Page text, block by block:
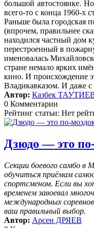
большой автостоянке.
всего-то с конца 1960-х
Раньше была городская
(впрочем, правильнее
находился частный дом
перестроенный в
именовалась
стране немало ярких
кино. И происхождение
Владикавказом. И даже
Автор: Казбек
0 Комментарии
Рейтинг статьи: Нет
Дзюдо — это
Секции боевого самбо в
обучиться приёмам
спортсменом. Если вы
временем завоевал
международных
ваш правильный выбор.
Автор: Арсен ДРЯЕВ